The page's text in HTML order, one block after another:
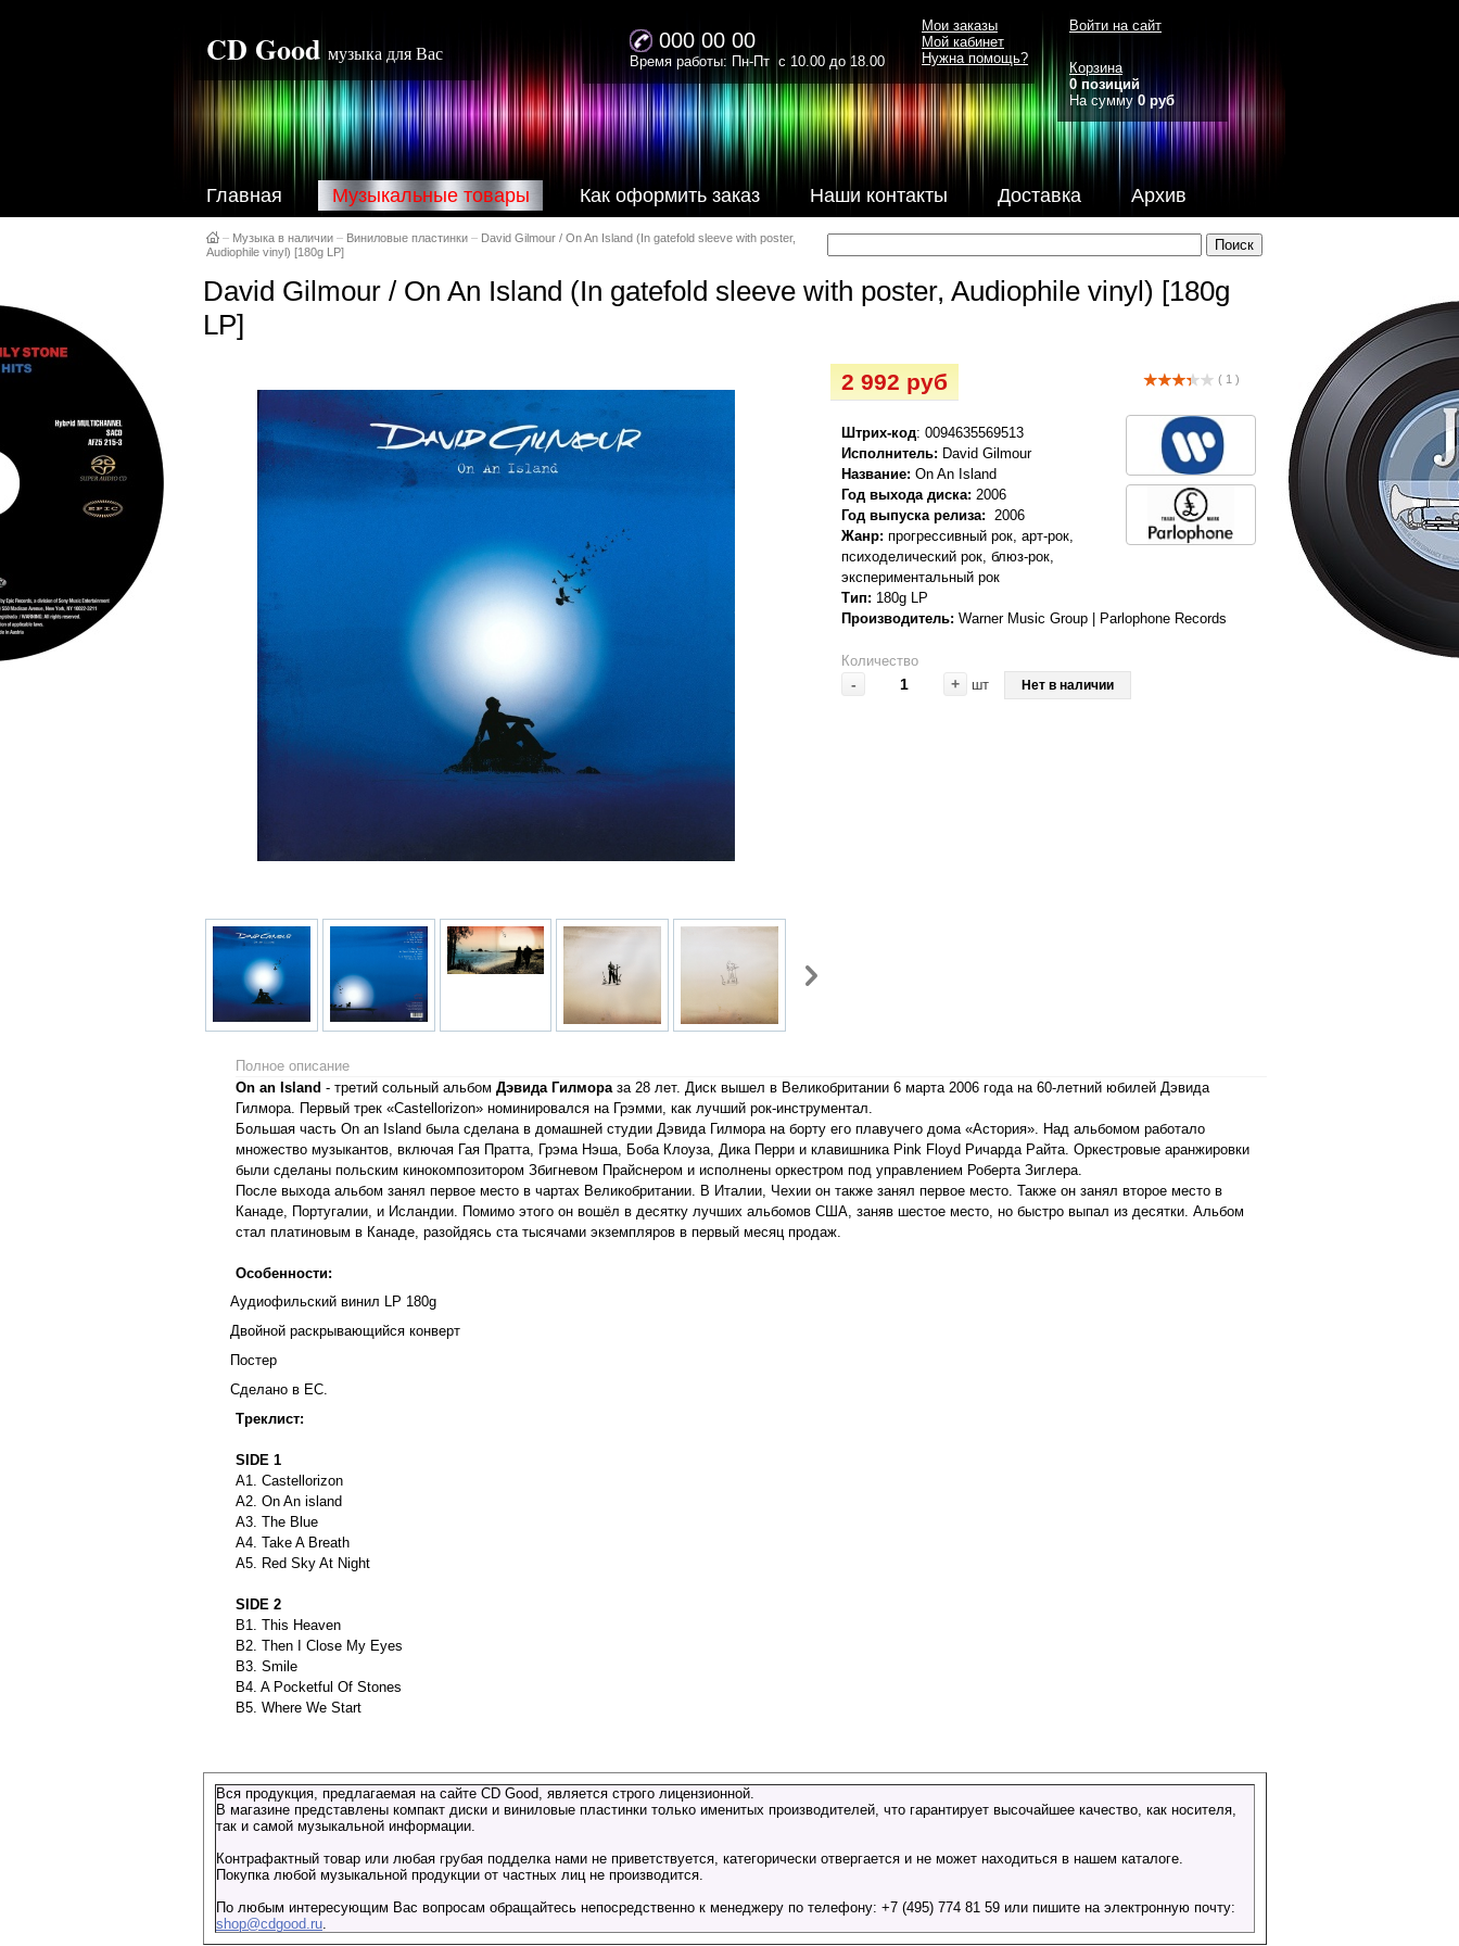
CD Good музыка для Вас
000 00 00
Время работы: Пн-Пт с 10.00 до 18.00
Главная Музыкальные товары Как оформить заказ Наши контакты Доставка Архив
Мои заказы
Мой кабинет
Нужна помощь?
Войти на сайт
Корзина
0 позиций
На сумму 0 руб
– Музыка в наличии – Виниловые пластинки – David Gilmour / On An Island (In gatefold sleeve with poster,
Audiophile vinyl) [180g LP]
David Gilmour / On An Island (In gatefold sleeve with poster, Audiophile vinyl) [180g
LP]
( 1 )
2 992 руб
Штрих-код: 0094635569513
Исполнитель: David Gilmour
Название: On An Island
Год выхода диска: 2006
Год выпуска релиза: 2006
Жанр: прогрессивный рок, арт-рок,
психоделический рок, блюз-рок,
экспериментальный рок
Тип: 180g LP
Производитель: Warner Music Group | Parlophone Records
Количество
- + шт Нет в наличии
Полное описание
On an Island - третий сольный альбом Дэвида Гилмораза 28 лет. Диск вышел в Великобритании 6 марта 2006 года на 60-летний юбилей Дэвида
Гилмора. Первый трек «Castellorizon» номинировался на Грэмми, как лучший рок-инструментал.
Большая часть On an Island была сделана в домашней студии Дэвида Гилмора на борту его плавучего дома «Астория». Над альбомом работало
множество музыкантов, включая Гая Пратта, Грэма Нэша, Боба Клоуза, Дика Перри и клавишника Pink Floyd Ричарда Райта. Оркестровые аранжировки
были сделаны польским кинокомпозитором Збигневом Прайснером и исполнены оркестром под управлением Роберта Зиглера.
После выхода альбом занял первое место в чартах Великобритании. В Италии, Чехии он также занял первое место. Также он занял второе место в
Канаде, Португалии, и Исландии. Помимо этого он вошёл в десятку лучших альбомов США, заняв шестое место, но быстро выпал из десятки. Альбом
стал платиновым в Канаде, разойдясь ста тысячами экземпляров в первый месяц продаж.
Особенности:
Аудиофильский винил LP 180g
Двойной раскрывающийся конверт
Постер
Сделано в ЕС.
Треклист:
SIDE 1
A1. Castellorizon
A2. On An island
A3. The Blue
A4. Take A Breath
A5. Red Sky At Night
SIDE 2
B1. This Heaven
B2. Then I Close My Eyes
B3. Smile
B4. A Pocketful Of Stones
B5. Where We Start
Вся продукция, предлагаемая на сайте CD Good, является строго лицензионной.
В магазине представлены компакт диски и виниловые пластинки только именитых производителей, что гарантирует высочайшее качество, как носителя,
так и самой музыкальной информации.
Контрафактный товар или любая грубая подделка нами не приветствуется, категорически отвергается и не может находиться в нашем каталоге.
Покупка любой музыкальной продукции от частных лиц не производится.
По любым интересующим Вас вопросам обращайтесь непосредственно к менеджеру по телефону: +7 (495) 774 81 59 или пишите на электронную почту:
shop@cdgood.ru